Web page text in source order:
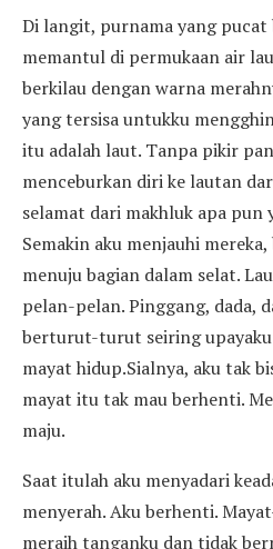
Di langit, purnama yang pucat
memantul di permukaan air
berkilau dengan warna
yang tersisa untukku
itu adalah laut. Tanpa pikir
menceburkan diri ke lautan
selamat dari makhluk apa pun
Semakin aku menjauhi
menuju bagian dalam selat.
pelan-pelan. Pinggang, dada,
berturut-turut seiring
mayat hidup.Sialnya, aku tak
mayat itu tak mau berhenti.
maju.
Saat itulah aku menyadari
menyerah. Aku berhenti.
meraih tanganku dan tidak